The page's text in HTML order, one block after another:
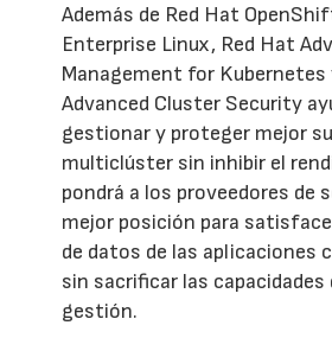
Además de Red Hat
Enterprise Linux, Red Hat
Management for Kubernetes
Advanced Cluster Security
gestionar y proteger mejor
multiclúster sin inhibir el
pondrá a los proveedores de
mejor posición para
de datos de las aplicaciones
sin sacrificar las capacidades
gestión.